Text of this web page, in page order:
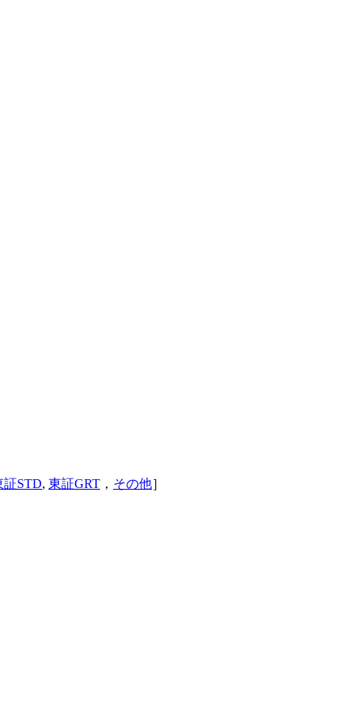
証STD, 東証GRT ， その他］